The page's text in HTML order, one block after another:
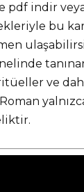
pdf indir
bu
ritüeller ve